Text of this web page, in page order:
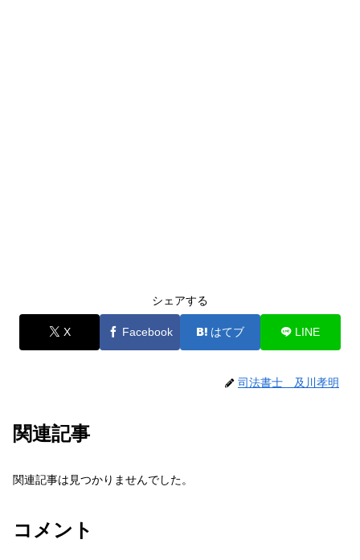
シェアする
X Facebook はてブ LINE
司法書士 及川孝明
関連記事
関連記事は見つかりませんでした。
コメント